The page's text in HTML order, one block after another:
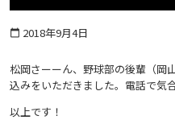
calendar_today 2018年9月4日
松岡さーーん、野球部の後輩（岡
込みをいただきました。電話で気
以上です！